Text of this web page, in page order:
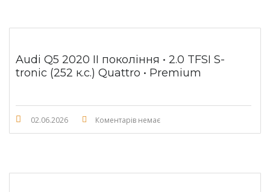
Audi Q5 2020 II покоління • 2.0 TFSI S-
tronic (252 к.с.) Quattro • Premium
02.06.2026 Коментарів немає